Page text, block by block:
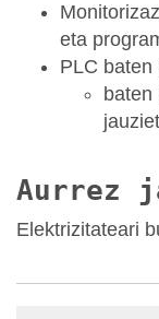
eta
PLC baten
baten
Aurrez
Elektrizitateari